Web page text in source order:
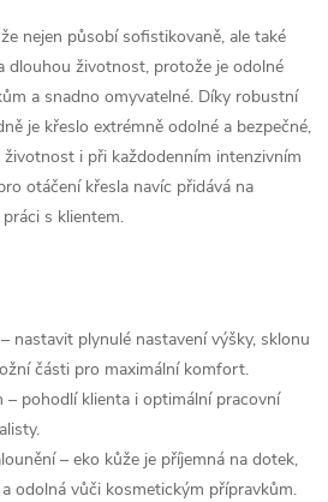
nejen působí sofistikovaně, ale také
dlouhou životnost, protože je odolné
a snadno omyvatelné. Díky robustní
je křeslo extrémně odolné a bezpečné,
i při každodenním intenzivním
otáčení křesla navíc přidává na
s klientem.
nastavit plynulé nastavení výšky, sklonu
části pro maximální komfort.
– pohodlí klienta i optimální pracovní
– eko kůže je příjemná na dotek,
odolná vůči kosmetickým přípravkům.